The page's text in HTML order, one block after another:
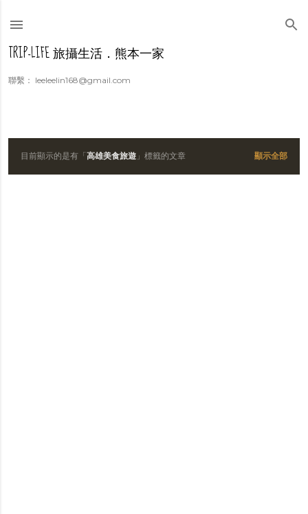
TRIP-LIFE 旅攝生活．熊本一家
聯繫： leeleelin168@gmail.com
發目前顯示的是有「高雄美食旅遊 」標籤的文章 顯示全部